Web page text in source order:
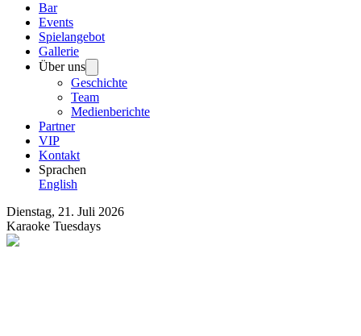
Bar
Events
Spielangebot
Gallerie
Über uns
Geschichte
Team
Medienberichte
Partner
VIP
Kontakt
Sprachen
English
Dienstag, 21. Juli 2026
Karaoke Tuesdays